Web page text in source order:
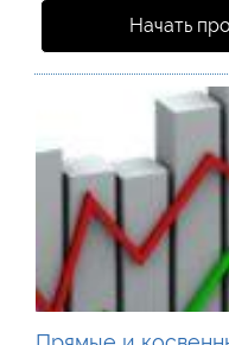
Начать